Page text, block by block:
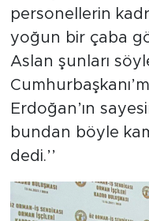
personellerin
yoğun bir çaba
Aslan şunları
Erdoğan’ın
bundan böyle
dedi.’’